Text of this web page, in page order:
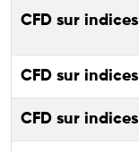
CFD sur indices
CFD sur indices
CFD sur indices